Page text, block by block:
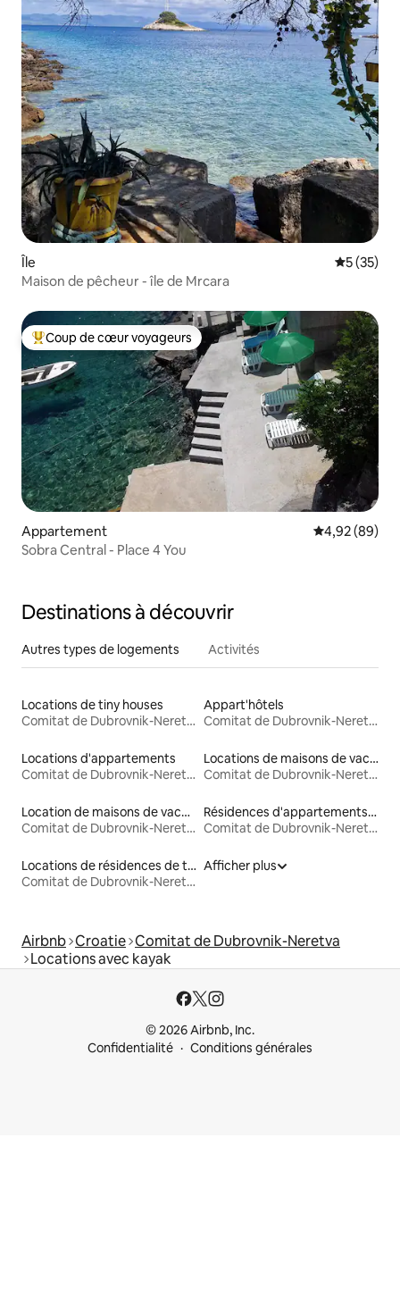
Île
5 (35)
Maison de pêcheur - île de Mrcara
Coups de cœur voyageurs les plus appréciés
Coup de cœur voyageurs
Appartement Évaluation
4,92 (89)
Sobra Central - Place 4 You
Destinations à découvrir
Autres types de logements Activités
Locations de tiny houses
Comitat de Dubrovnik-Neretva
Appart'hôtels
Comitat de Dubrovnik-Neretva
Locations d'appartements
Comitat de Dubrovnik-Neretva
Locations de maisons de vacances
Comitat de Dubrovnik-Neretva
Location de maisons de vacances
Comitat de Dubrovnik-Neretva
Résidences d'appartements en location
Comitat de Dubrovnik-Neretva
Locations de résidences de tourisme
Comitat de Dubrovnik-Neretva
Afficher plus
Airbnb Croatie Comitat de Dubrovnik-Neretva
Locations avec kayak
© 2026 Airbnb, Inc.
Confidentialité
Conditions générales